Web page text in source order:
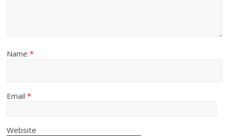
Name*
Email*
Website